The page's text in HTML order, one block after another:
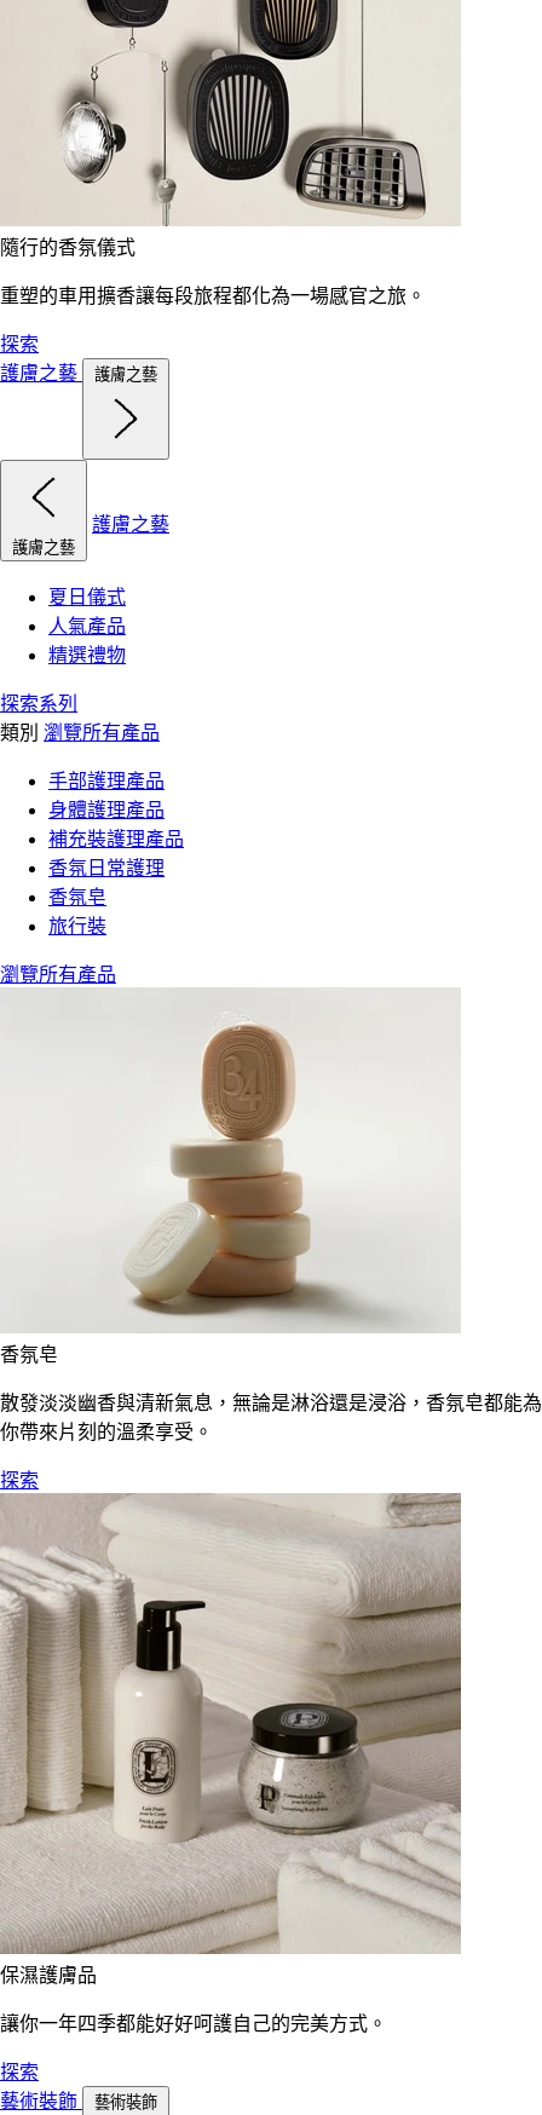
隨行的香氛儀式
重塑的車用擴香讓每段旅程都化為一場感官之旅。
探索
護膚之藝
護膚之藝
護膚之藝
護膚之藝
夏日儀式
人氣產品
精選禮物
探索系列
類別 瀏覽所有產品
手部護理產品
身體護理產品
補充裝護理產品
香氛日常護理
香氛皂
旅行裝
瀏覽所有產品
香氛皂
散發淡淡幽香與清新氣息，無論是淋浴還是浸浴，香氛皂都能為
你帶來片刻的溫柔享受。
探索
保濕護膚品
讓你一年四季都能好好呵護自己的完美方式。
探索
藝術裝飾
藝術裝飾